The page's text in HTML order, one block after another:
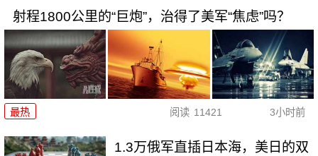
射程1800公里的“巨炮”，治得了美军“焦虑”吗？
最热 阅读 11421 3小时前
1.3万俄军直插日本海，美日的双